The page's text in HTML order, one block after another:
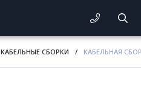
КАБЕЛЬНЫЕ СБОРКИ / КАБЕЛЬНАЯ